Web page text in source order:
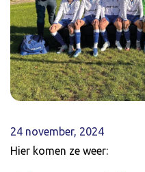
24 november, 2024
Hier komen ze weer: